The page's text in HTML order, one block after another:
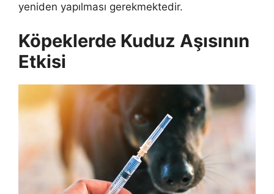
yeniden yapılması gerekmektedir.
Köpeklerde Kuduz Aşısının
Etkisi